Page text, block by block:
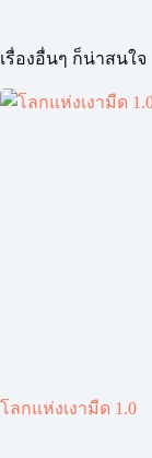
เรื่องอื่นๆ ก็น่าสนใจ
โลกแห่งเงามืด 1.0